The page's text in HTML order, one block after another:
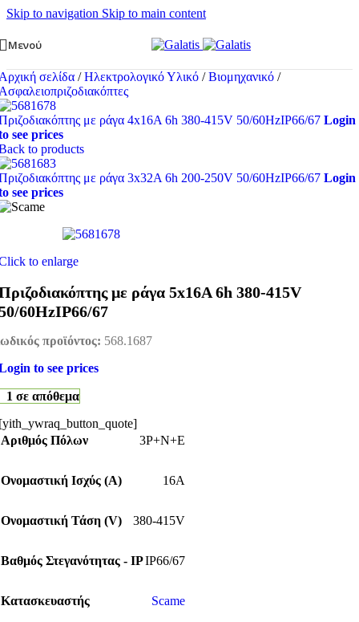
Skip to navigation Skip to main content
Μενού
σελίδα / Ηλεκτρολογικό Υλικό / Βιομηχανικό /
με ράγα 4x16A 6h 380-415V 50/60HzIP66/67 Login
see prices
to products
με ράγα 3x32A 6h 200-250V 50/60HzIP66/67 Login
see prices
to enlarge
με ράγα 5x16A 6h 380-415V
60HzIP66/67
προϊόντος: 568.1687
to see prices
1 σε απόθεμα
Αριθμός Πόλων
3P+N+E
Ονομαστική Ισχύς (Α) 16A
Ονομαστική Τάση (V) 380-415V
Βαθμός Στεγανότητας - IPIP66/67
Κατασκευαστής Scame